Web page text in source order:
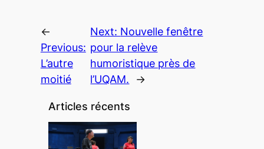
←
Previous:
L’autre
moitié
Next: Nouvelle fenêtre
pour la relève
humoristique près de
l’UQAM.
→
Articles récents